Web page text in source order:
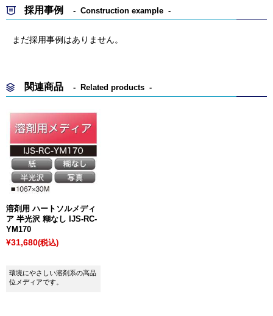
採用事例 Construction example
まだ採用事例はありません。
関連商品 Related products
溶剤用 ハートソルメディ
ア 半光沢 糊なし IJS-RC-
YM170
¥31,680(税込)
環境にやさしい溶剤系の高品
位メディアです。